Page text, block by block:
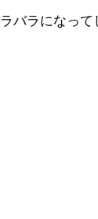
バラになっ